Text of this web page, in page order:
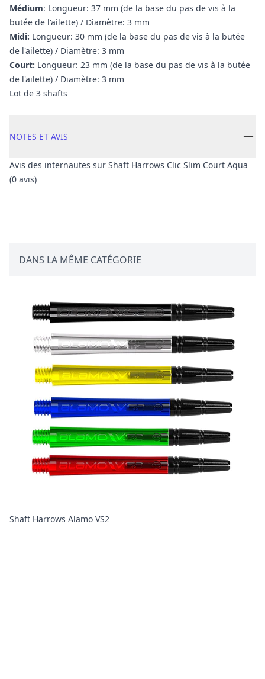
Médium: Longueur: 37 mm (de la base du pas de vis à la
butée de l'ailette) / Diamètre: 3 mm
Midi: Longueur: 30 mm (de la base du pas de vis à la butée
de l'ailette) / Diamètre: 3 mm
Court: Longueur: 23 mm (de la base du pas de vis à la butée
de l'ailette) / Diamètre: 3 mm
Lot de 3 shafts
NOTES ET AVIS
Avis des internautes sur Shaft Harrows Clic Slim Court Aqua
(0 avis)
DANS LA MÊME CATÉGORIE
Shaft Harrows Alamo VS2